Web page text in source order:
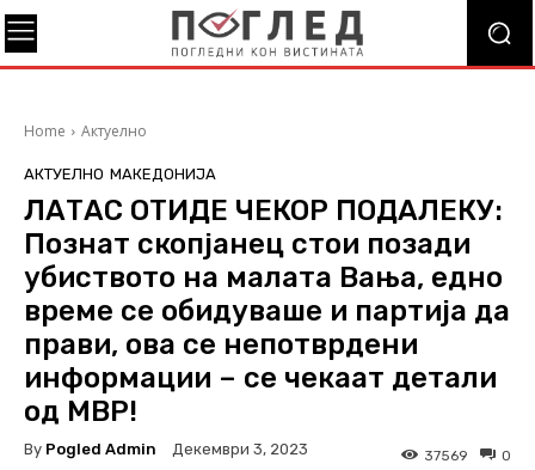
Home Актуелно
АКТУЕЛНО МАКЕДОНИЈА
ЛАТАС ОТИДЕ ЧЕКОР ПОДАЛЕКУ:
Познат скопјанец стои позади
убиството на малата Вања, едно
време се обидуваше и партија да
прави, ова се непотврдени
информации – се чекаат детали
од МВР!
By Pogled Admin Декември 3, 2023 0
37569